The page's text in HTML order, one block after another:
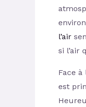
l’air
si l’air
Face à
est